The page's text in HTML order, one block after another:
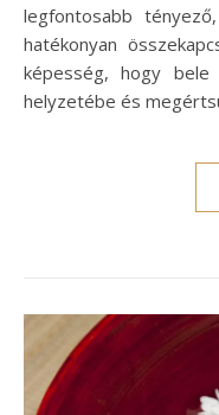
legfontosabb
hatékonyan
képesség, hogy bele
helyzetébe és